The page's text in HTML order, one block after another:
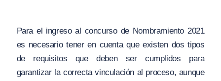
Para el ingreso al concurso de Nombramiento 2021
es necesario tener en cuenta que existen dos tipos
de requisitos que deben ser cumplidos para
garantizar la correcta vinculación al proceso, aunque